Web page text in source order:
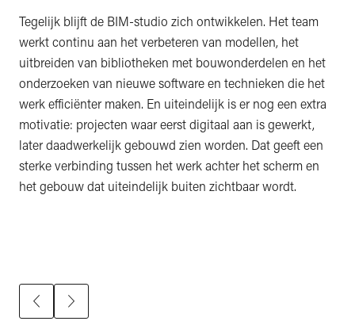
Tegelijk blijft de BIM-studio zich ontwikkelen. Het team
werkt continu aan het verbeteren van modellen, het
uitbreiden van bibliotheken met bouwonderdelen en het
onderzoeken van nieuwe software en technieken die het
werk efficiënter maken. En uiteindelijk is er nog een extra
motivatie: projecten waar eerst digitaal aan is gewerkt,
later daadwerkelijk gebouwd zien worden. Dat geeft een
sterke verbinding tussen het werk achter het scherm en
het gebouw dat uiteindelijk buiten zichtbaar wordt.